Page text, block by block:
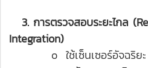
3. การตรวจสอบระยะไกล
Integration)
o ใช้เซ็นเซอร์อัจฉริยะ